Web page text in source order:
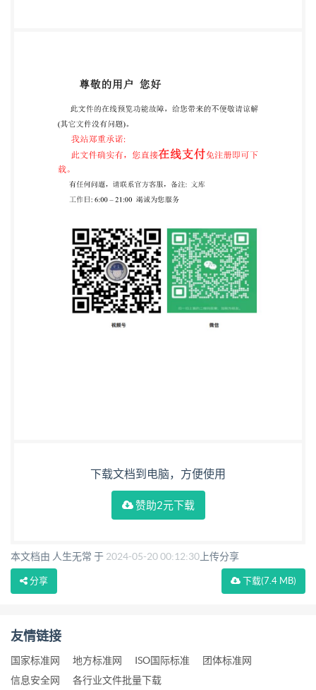
下载文档到电脑，方便使用
赞助2元下载
本文档由 人生无常 于 2024-05-20 00:12:30 上传分享
下载(7.4 MB)
分享
友情链接
国家标准网 地方标准网 ISO国际标准
团体标准网
信息安全网
各行业文件批量下载